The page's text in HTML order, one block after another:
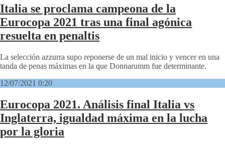
Italia se proclama campeona de la
Eurocopa 2021 tras una final agónica
resuelta en penaltis
La selección azzurra supo reponerse de un mal inicio y vencer en una
tanda de penas máximas en la que Donnarumm fue determinante.
12/07/2021 0:20
Eurocopa 2021. Análisis final Italia vs
Inglaterra, igualdad máxima en la lucha
por la gloria